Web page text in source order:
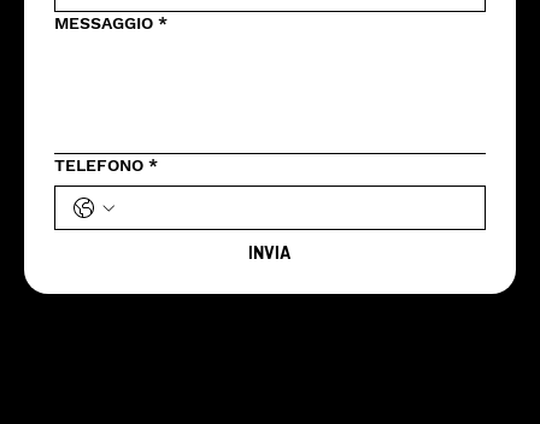
MESSAGGIO *
TELEFONO *
INVIA